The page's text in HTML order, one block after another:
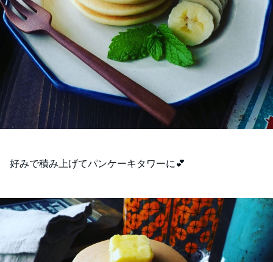
好みで積み上げてパンケーキタワーに💕